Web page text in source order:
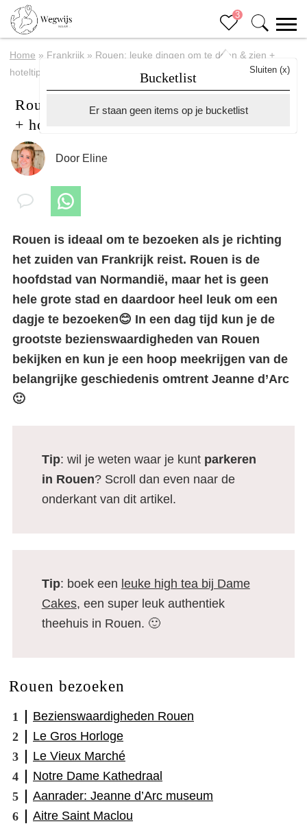
3
Bucketlist
Sluiten (x)
Er staan geen items op je bucketlist
Home » Frankrijk » Rouen: leuke dingen om te doen & zien +
hoteltips
Rouen: leuke dingen om te doen & zien
+ hoteltips
Door Eline
Rouen is ideaal om te bezoeken als je richting
het zuiden van Frankrijk reist. Rouen is de
hoofdstad van Normandië, maar het is geen
hele grote stad en daardoor heel leuk om een
dagje te bezoeken😊 In een dag tijd kun je de
grootste bezienswaardigheden van Rouen
bekijken en kun je een hoop meekrijgen van de
belangrijke geschiedenis omtrent Jeanne d’Arc
🙂
Tip: wil je weten waar je kunt parkeren
in Rouen? Scroll dan even naar de
onderkant van dit artikel.
Tip: boek een leuke high tea bij Dame
Cakes, een super leuk authentiek
theehuis in Rouen. 🙂
Rouen bezoeken
Bezienswaardigheden Rouen
Le Gros Horloge
Le Vieux Marché
Notre Dame Kathedraal
Aanrader: Jeanne d’Arc museum
Aitre Saint Maclou